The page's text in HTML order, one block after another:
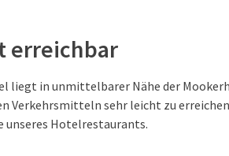
erreichbar
liegt in unmittelbarer Nähe der
Verkehrsmitteln sehr leicht zu
unseres Hotelrestaurants.